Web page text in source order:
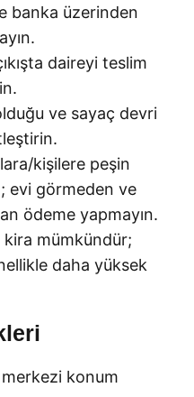
banka üzerinden
daireyi teslim
ve sayaç devri
kişilere peşin
evi görmeden ve
ödeme yapmayın.
kira mümkündür;
daha yüksek
merkezi konum